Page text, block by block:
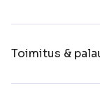
Toimitus &